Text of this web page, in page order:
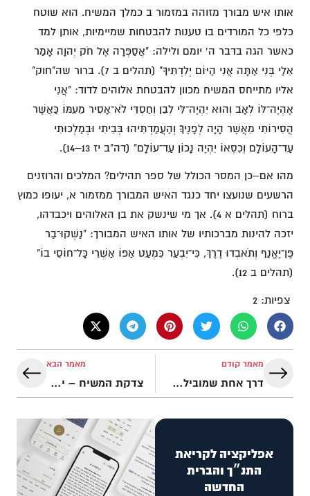
אותו איש מבורך מזוהה במזמור ב כמלך המשיח. הוא שוטח
כלפי כל המורדים בו טענות להבטחות שמיימיות, אותן למד
כאשר הגה בדבר ה' יומם ולילה: "אֲסַפְּרָה אֶל חֹק יְהוָה אָמַר
אֵלַי בְּנִי אַתָּה אֲנִי הַיּוֹם יְלִדְתִּיךָ" (תהלים ב 7). ברור שה"חוק"
אליו מתייחס המשיח מכוון להבטחת אלוהים לדוד: "אֲנִי
אֶהְיֶה־לּוֹ לְאָב וְהוּא יִהְיֶה־לִּי לְבֵן וְחַסְדִּי לֹא־אָסִיר מֵעִמּוֹ כַּאֲשֶׁר
הֲסִירוֹתִי מֵאֲשֶׁר הָיָה לְפָנֶיךָ׃ וְהַעֲמַדְתִּיהוּ בְּבֵיתִי וּבְמַלְכוּתִי
עַד־הָעוֹלָם וְכִסְאוֹ יִהְיֶה נָכוֹן עַד־עוֹלָם" (דה"ב יז 13–14).
מהו אם–כן המסר הכולל של ספר תהילים? המלכים והרוזנים
הרשעים שנועצו יחד כנגד האיש המבורך ממזמור א, יעופו כמוץ
ברוח (תהלים א 4). אך מי שינשק את בן האלוהים ויכבדהו,
יזכה להינות מברכותיו של אותו האיש המבורך: "נַשְּׁקוּ־בַר
פֶּן־יֶאֱנַף וְתֹאבְדוּ דֶרֶךְ, כִּי־יִבְעַר כִּמְעַט אַפּוֹ אַשְׁרֵי כָּל־חוֹסֵי בוֹ"
(תהלים ב 12).
צפיות: 2
מאמר קודם
דרך אחת שמובילה לחיים
מאמר הבא
צדקת המשיח – יסוד ניצחוננו
אפליקציה לקריאת
התנ״ך והברית
החדשה